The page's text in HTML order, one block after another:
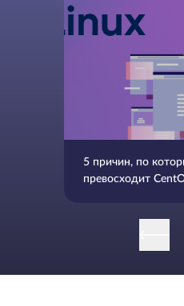
5 причин, по
превосходит